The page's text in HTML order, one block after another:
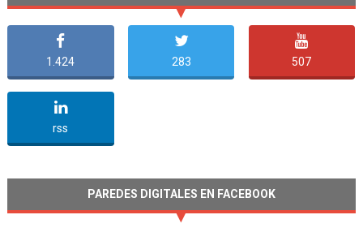
1.424 283 507
rss
PAREDES DIGITALES EN FACEBOOK